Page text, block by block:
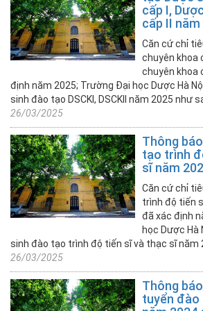
+ Chỉ
tiêu
và
chuẩn
hàng
năm
+ Ngành
đào
tạo
đại
học
trình
liên
kết
Tuyển
cấp I,
cấp II năm
Căn cứ chỉ
chuyên khoa
chuyên khoa
định năm 2025; Trường Đại học Dược Hà
sinh đào tạo DSCKI, DSCKII năm 2025 như
26/03/2025
Thông
tạo trình
sĩ năm
Căn cứ chỉ
trình độ tiến
đã xác định
học Dược Hà
sinh đào tạo trình độ tiến sĩ và thạc sĩ năm
26/03/2025
Thông
tuyển đào